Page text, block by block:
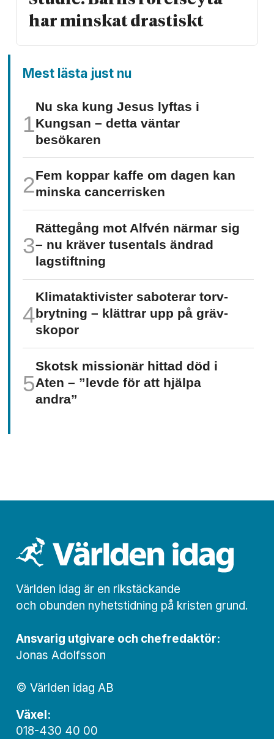
har minskat drastiskt
Mest lästa just nu
Nu ska kung Jesus lyftas i
Kungsan – detta väntar
besökaren
Fem koppar kaffe om dagen kan
minska cancer­risken
Rättegång mot Alfvén närmar sig
– nu kräver tusentals ändrad
lagstiftning
Klimat­aktivister saboterar torv­
brytning – klättrar upp på gräv­
skopor
Skotsk missionär hittad död i
Aten – ”levde för att hjälpa
andra”
Världen idag är en rikstäckande
och obunden nyhets­­­tidning på kristen grund.
Ansvarig utgivare och chef­redaktör:
Jonas Adolfsson
© Världen idag AB
Växel:
018-430 40 00